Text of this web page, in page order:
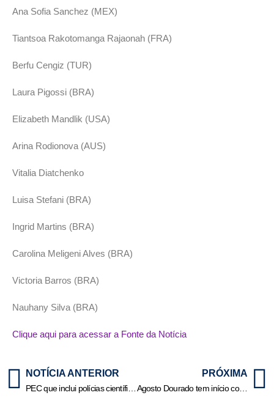
Ana Sofia Sanchez (MEX)
Tiantsoa Rakotomanga Rajaonah (FRA)
Berfu Cengiz (TUR)
Laura Pigossi (BRA)
Elizabeth Mandlik (USA)
Arina Rodionova (AUS)
Vitalia Diatchenko
Luisa Stefani (BRA)
Ingrid Martins (BRA)
Carolina Meligeni Alves (BRA)
Victoria Barros (BRA)
Nauhany Silva (BRA)
Clique aqui para acessar a Fonte da Notícia
NOTÍCIA ANTERIOR
PEC que inclui polícias científicas entre órgãos de segurança avança no Plenário
PRÓXIMA
Agosto Dourado tem início com manhã de acolhimento, trocas e incentivo à amamentação